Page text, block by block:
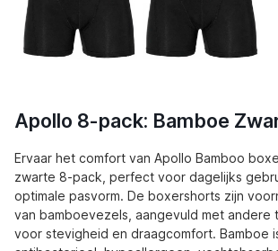
Apollo 8-pack: Bamboe
Ervaar het comfort van Apollo Bamboo
zwarte 8-pack, perfect voor dagelijks
optimale pasvorm. De boxershorts zijn
van bamboevezels, aangevuld met andere
voor stevigheid en draagcomfort. Bamboe